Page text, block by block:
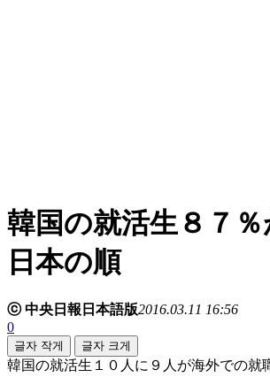
韓国の就活生８７
日本の順
ⓒ 中央日報日本語版2016.03.11 16:56
0
글자 작게 글자 크게
韓国の就活生１０人に９人が海外での就